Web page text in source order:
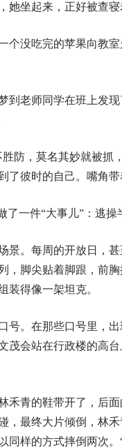
她坐起来，正好被查寝
个没吃完的苹果向教
到老师同学在班上发
防，莫名其妙就被抓
了彼时的自己。嘴角带
了一件“大事儿”：逃操
景。每周的开放日，
，脚尖贴着脚跟，前
装得像一架坦克。
。在那些口号里，出
茂会站在行政楼的高
禾青的鞋带开了，后
，最终大片倾倒，林
同样的方式摔倒两次